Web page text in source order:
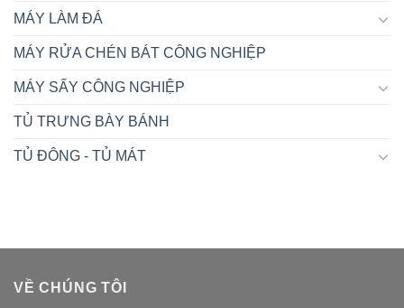
MÁY LÀM ĐÁ
MÁY RỬA CHÉN BÁT CÔNG NGHIỆP
MÁY SẤY CÔNG NGHIỆP
TỦ TRƯNG BÀY BÁNH
TỦ ĐÔNG - TỦ MÁT
VỀ CHÚNG TÔI